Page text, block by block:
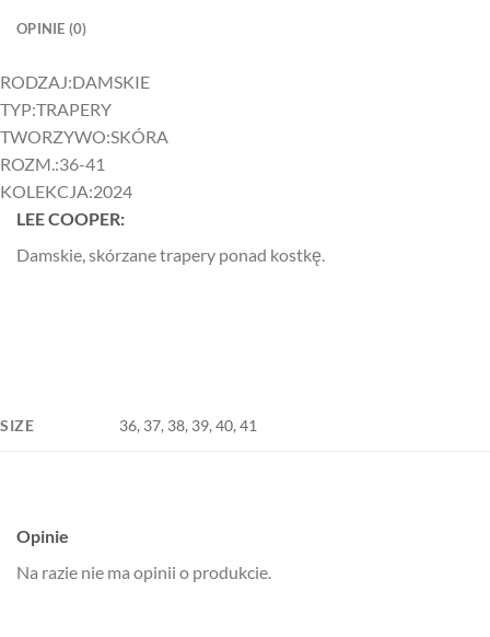
OPINIE (0)
RODZAJ:DAMSKIE
TYP:TRAPERY
TWORZYWO:SKÓRA
ROZM.:36-41
KOLEKCJA:2024
LEE COOPER:
Damskie, skórzane trapery ponad kostkę.
SIZE 36, 37, 38, 39, 40, 41
Opinie
Na razie nie ma opinii o produkcie.